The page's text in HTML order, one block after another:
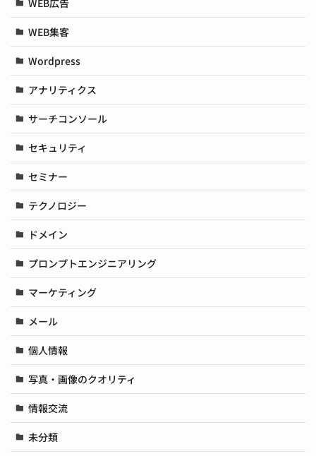
WEB集客
Wordpress
アナリティクス
サーチコンソール
セキュリティ
セミナー
テクノロジー
ドメイン
プロンプトエンジニアリング
マーケティング
メール
個人情報
写真・画像のクオリティ
情報交流
未分類